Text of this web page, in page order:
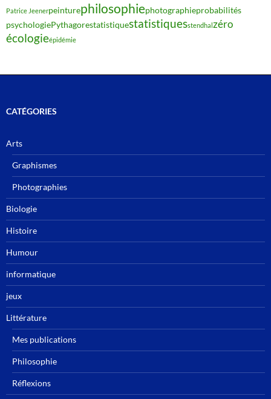
Patrice Jeenerpeinturephilosophiephotographieprobabilités
psychologiePythagorestatistiquestatistiquesstendhalzéro
écologieépidémie
CATÉGORIES
Arts
Graphismes
Photographies
Biologie
Histoire
Humour
informatique
jeux
Littérature
Mes publications
Philosophie
Réflexions